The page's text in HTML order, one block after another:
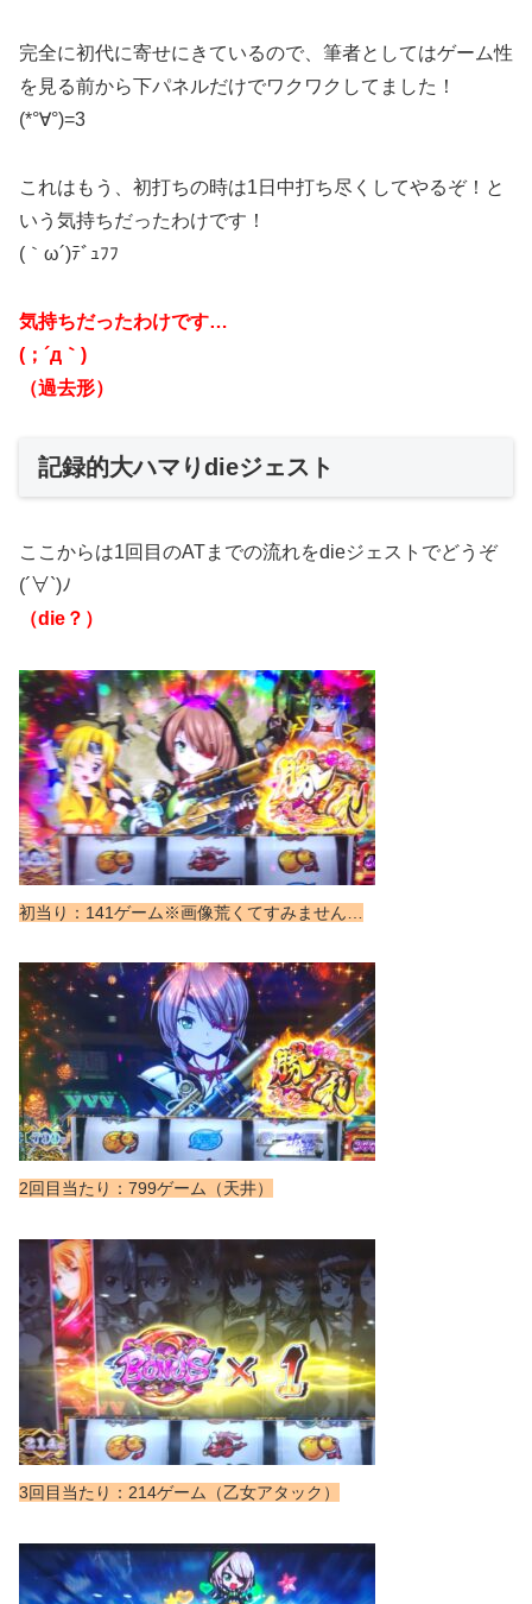
完全に初代に寄せにきているので、筆者としてはゲーム性
を見る前から下パネルだけでワクワクしてました！
(*°∀°)=3
これはもう、初打ちの時は1日中打ち尽くしてやるぞ！と
いう気持ちだったわけです！
(｀ω´)ﾃﾞｭﾌﾌ
気持ちだったわけです…
(；´д｀)
（過去形）
記録的大ハマりdieジェスト
ここからは1回目のATまでの流れをdieジェストでどうぞ
(´∀`)ﾉ
（die？）
初当り：141ゲーム※画像荒くてすみません…
2回目当たり：799ゲーム（天井）
3回目当たり：214ゲーム（乙女アタック）